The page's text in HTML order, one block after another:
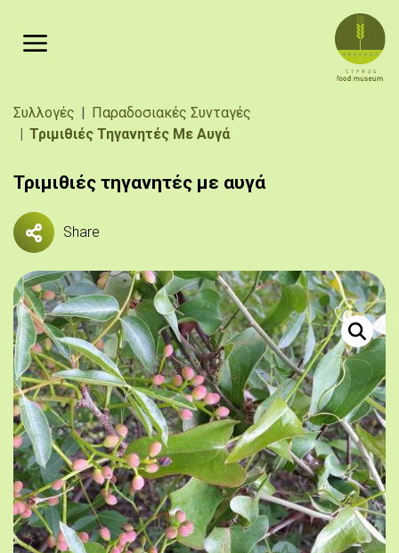
Breadcrumb
Συλλογές
Παραδοσιακές Συνταγές
Τριμιθιές Τηγανητές Με Αυγά
Τριμιθιές τηγανητές με αυγά
Share
Πηγή: